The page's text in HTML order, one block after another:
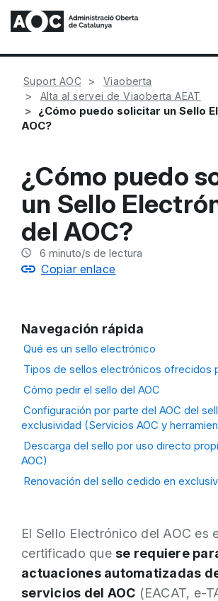
Suport AOC
Viaoberta
Alta al servei de Viaoberta AEAT
¿Cómo puedo solicitar un Sello
AOC?
¿Cómo puedo
un Sello
del AOC?
6 minuto/s de lectura
Copiar enlace
El Sello Electrónico del AOC es
certificado que se requiere
actuaciones automatizadas
servicios del AOC (EACAT, e-
Navegación rápida
Qué es un sello electrónico
Tipos de sellos electrónicos ofrecidos
Cómo pedir el sello del AOC
Configuración por parte del AOC del
exclusividad (Servicios AOC y
Descarga del sello por uso directo
AOC)
Renovación del sello cedido en